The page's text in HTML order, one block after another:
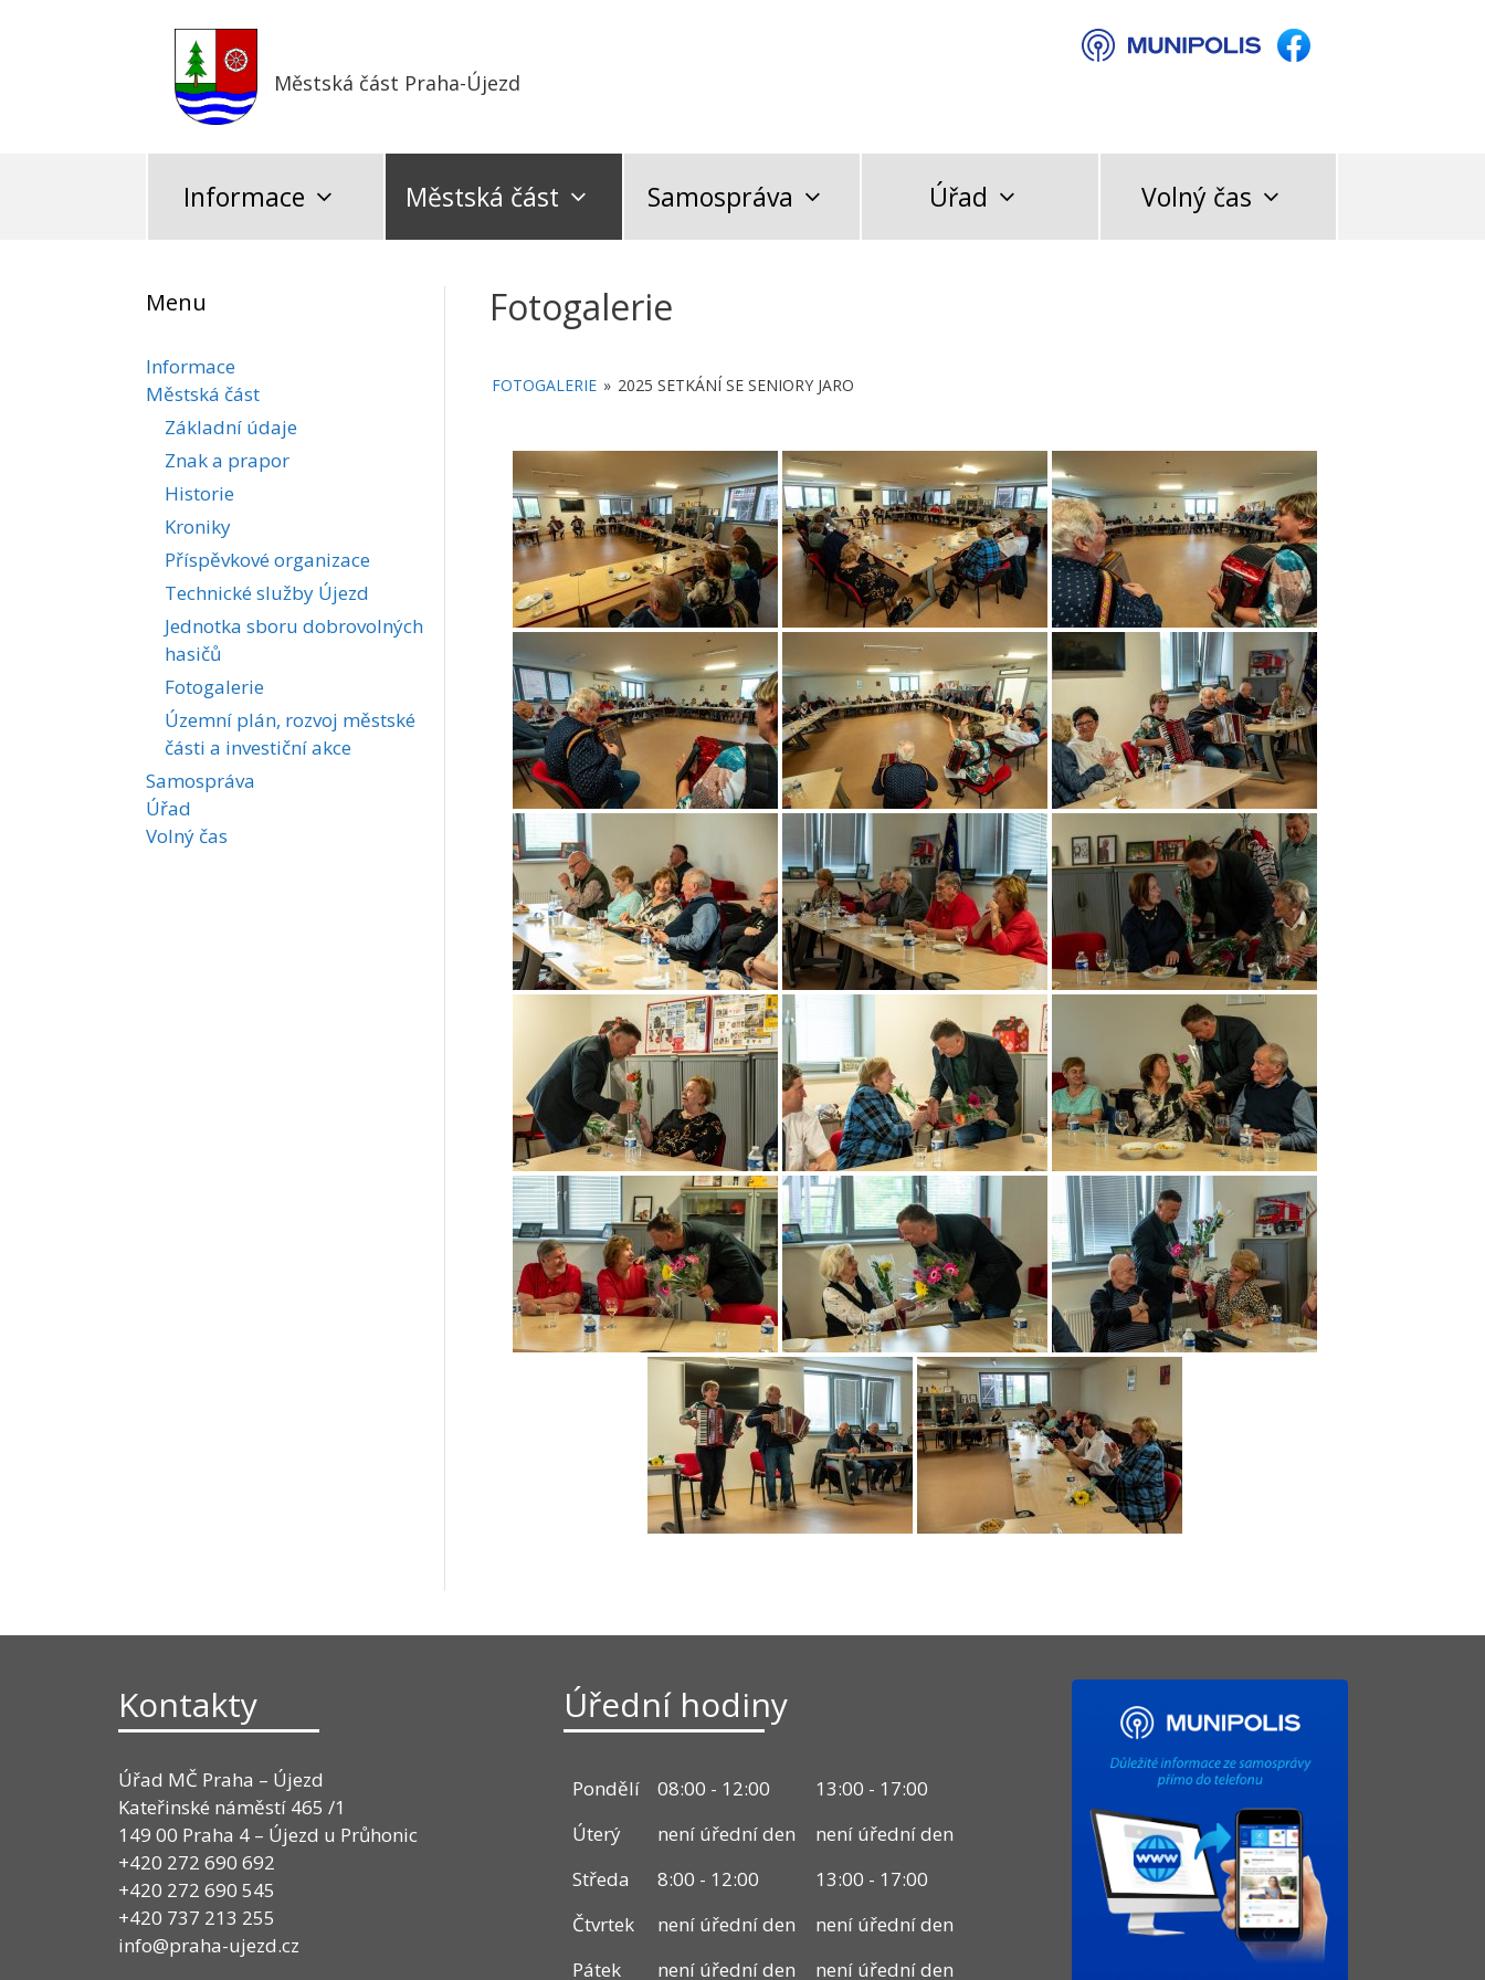
Městská část Praha-Újezd
Informace Městská část Samospráva Úřad Volný čas
Fotogalerie
FOTOGALERIE » 2025 SETKÁNÍ SE SENIORY JARO
Menu
Informace
Městská část
Základní údaje
Znak a prapor
Historie
Kroniky
Příspěvkové organizace
Technické služby Újezd
Jednotka sboru dobrovolných
hasičů
Fotogalerie
Územní plán, rozvoj městské
části a investiční akce
Samospráva
Úřad
Volný čas
Kontakty
Úřad MČ Praha – Újezd
Kateřinské náměstí 465 /1
149 00 Praha 4 – Újezd u Průhonic
+420 272 690 692
+420 272 690 545
+420 737 213 255
info@praha-ujezd.cz
Úřední hodiny
Pondělí 08:00 - 12:00
13:00 - 17:00
Úterý
není úřední den
není úřední den
Středa
8:00 - 12:00
13:00 - 17:00
Čtvrtek
není úřední den
není úřední den
Pátek
není úřední den není úřední den